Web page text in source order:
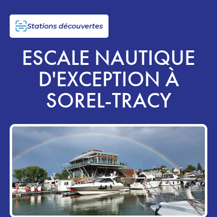
Stations découvertes
ESCALE NAUTIQUE
D'EXCEPTION À
SOREL-TRACY